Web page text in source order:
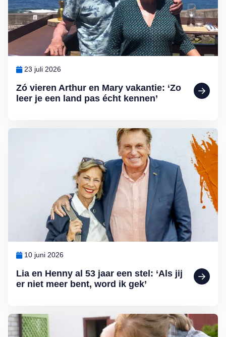
Zó vieren Arthur en Mary vakantie: ‘Zo
leer je een land pas écht kennen’
23 juli 2026
Lia en Henny al 53 jaar een stel: ‘Als jij
er niet meer bent, word ik gek’
10 juni 2026
Lees meer over Lia en Henny al 53 jaar een stel: ‘Als jij er niet
Lees meer over Het hart dat niet loslaat: over de beleving van een